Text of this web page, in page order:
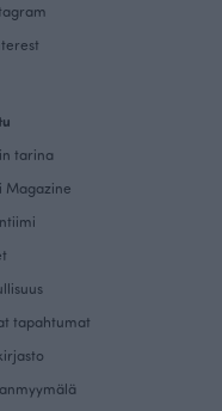
tarina
Magazine
tapahtumat